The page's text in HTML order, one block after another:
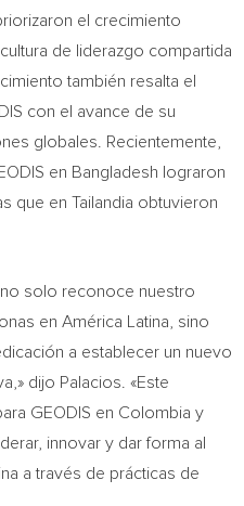
el crecimiento
de liderazgo compartida
también resalta el
con el avance de su
globales. Recientemente,
en Bangladesh lograron
que en Tailandia obtuvieron
no solo reconoce nuestro
en América Latina, sino
a establecer un nuevo
dijo Palacios. «Este
GEODIS en Colombia y
innovar y dar forma al
a través de prácticas de